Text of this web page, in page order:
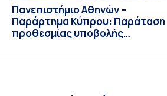
Πανεπιστήμιο Αθηνών –
Παράρτημα Κύπρου: Παράταση
προθεσμίας υποβολής
υποψηφίων